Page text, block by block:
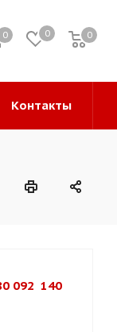
0 0 0
0
Контакты
092  140